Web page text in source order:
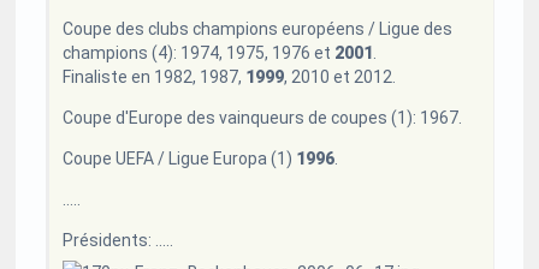
Coupe des clubs champions européens / Ligue des
champions (4): 1974, 1975, 1976 et 2001
Finaliste en 1982, 1987, 1999, 2010 et 2012.
Coupe d'Europe des vainqueurs de coupes (1): 1967.
Coupe UEFA / Ligue Europa (1) 1996.
Présidents: .....